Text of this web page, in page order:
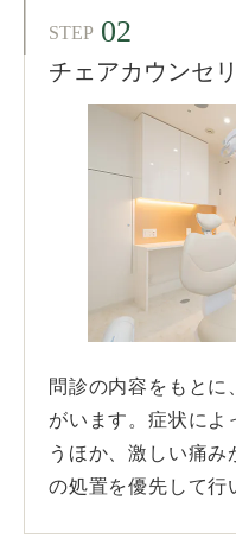
STEP 02
チェアカウンセ
問診の内容をもと
がいます。症状によ
うほか、激しい痛み
の処置を優先して行